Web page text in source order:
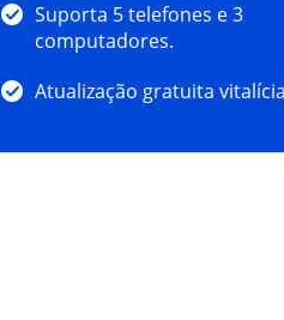
Suporta 5 telefones e 3
computadores.
Atualização gratuita